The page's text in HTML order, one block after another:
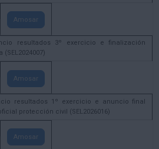
Amosar
resultados 3º exercicio e finalización
Amosar
resultados 1º exercicio e anuncio final
protección civil (SEL2026016)
Amosar